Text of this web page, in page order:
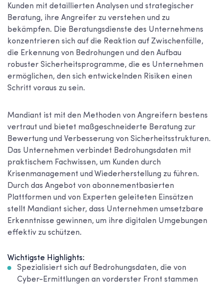
Kunden mit detaillierten Analysen und strategischer
Beratung, ihre Angreifer zu verstehen und zu
bekämpfen. Die Beratungsdienste des Unternehmens
konzentrieren sich auf die Reaktion auf Zwischenfälle,
die Erkennung von Bedrohungen und den Aufbau
robuster Sicherheitsprogramme, die es Unternehmen
ermöglichen, den sich entwickelnden Risiken einen
Schritt voraus zu sein.
Mandiant ist mit den Methoden von Angreifern bestens
vertraut und bietet maßgeschneiderte Beratung zur
Bewertung und Verbesserung von Sicherheitsstrukturen.
Das Unternehmen verbindet Bedrohungsdaten mit
praktischem Fachwissen, um Kunden durch
Krisenmanagement und Wiederherstellung zu führen.
Durch das Angebot von abonnementbasierten
Plattformen und von Experten geleiteten Einsätzen
stellt Mandiant sicher, dass Unternehmen umsetzbare
Erkenntnisse gewinnen, um ihre digitalen Umgebungen
effektiv zu schützen.
Wichtigste Highlights:
Spezialisiert sich auf Bedrohungsdaten, die von
Cyber-Ermittlungen an vorderster Front stammen